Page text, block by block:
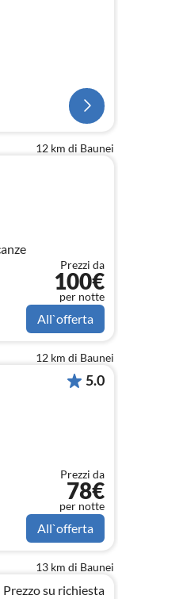
12 km di Baunei
Prezzi da
100€
per notte
All`offerta
12 km di Baunei
5.0
Prezzi da
78€
per notte
All`offerta
13 km di Baunei
Prezzo su richiesta